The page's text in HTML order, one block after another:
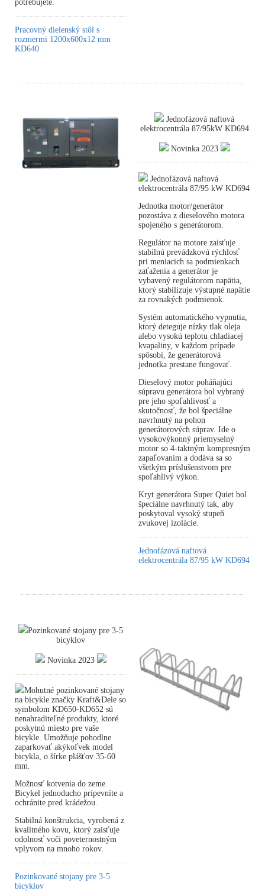
potrebujete.
Pracovný dielenský stôl s
rozmermi 1200x600x12 mm
KD640
Jednofázová naftová
elektrocentrála 87/95kW KD694
Novinka 2023
Jednofázová naftová
elektrocentrála 87/95 kW KD694
Jednotka motor/generátor
pozostáva z dieselového motora
spojeného s generátorom.
Regulátor na motore zaisťuje
stabilnú prevádzkovú rýchlosť
pri meniacich sa podmienkach
zaťaženia a generátor je
vybavený regulátorom napätia,
ktorý stabilizuje výstupné napätie
za rovnakých podmienok.
Systém automatického vypnutia,
ktorý deteguje nízky tlak oleja
alebo vysokú teplotu chladiacej
kvapaliny, v každom prípade
spôsobí, že generátorová
jednotka prestane fungovať.
Dieselový motor poháňajúci
súpravu generátora bol vybraný
pre jeho spoľahlivosť a
skutočnosť, že bol špeciálne
navrhnutý na pohon
generátorových súprav. Ide o
vysokovýkonný priemyselný
motor so 4-taktným kompresným
zapaľovaním a dodáva sa so
všetkým príslušenstvom pre
spoľahlivý výkon.
Kryt generátora Super Quiet bol
špeciálne navrhnutý tak, aby
poskytoval vysoký stupeň
zvukovej izolácie.
Jednofázová naftová
elektrocentrála 87/95 kW KD694
Pozinkované stojany pre 3-5
bicyklov
Novinka 2023
Mohutné pozinkované stojany
na bicykle značky Kraft&Dele so
symbolom KD650-KD652 sú
nenahraditeľné produkty, ktoré
poskytnú miesto pre vaše
bicykle. Umožňuje pohodlne
zaparkovať akýkoľvek model
bicykla, o šírke plášťov 35-60
mm.
Možnosť kotvenia do zeme.
Bicykel jednoducho pripevníte a
ochránite pred krádežou.
Stabilná konštrukcia, vyrobená z
kvalitného kovu, ktorý zaisťuje
odolnosť voči poveternostným
vplyvom na mnoho rokov.
Pozinkované stojany pre 3-5
bicyklov